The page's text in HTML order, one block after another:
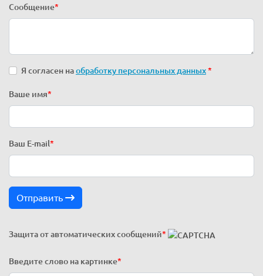
Сообщение*
Я согласен наобработку персональных данных*
Ваше имя*
Ваш E-mail*
Отправить
Защита от автоматических сообщений*
Введите слово на картинке*